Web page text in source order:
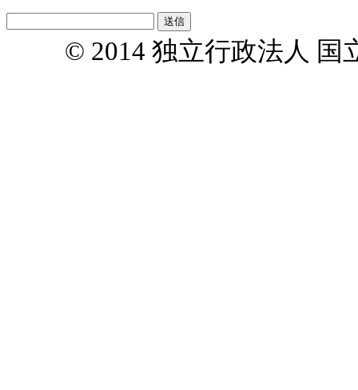
© 2014 独立行政法人 国